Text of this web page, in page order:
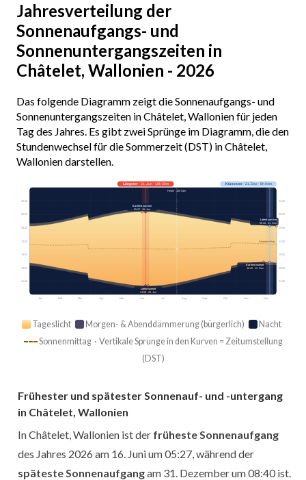
Jahresverteilung der
Sonnenaufgangs- und
Sonnenuntergangszeiten in
Châtelet, Wallonien - 2026
Das folgende Diagramm zeigt die Sonnenaufgangs- und
Sonnenuntergangszeiten in Châtelet, Wallonien für jeden
Tag des Jahres. Es gibt zwei Sprünge im Diagramm, die den
Stundenwechsel für die Sommerzeit (DST) in Châtelet,
Wallonien darstellen.
Jan Feb Mär Apr Mai Jun Jul Aug Sep Okt Nov Dez
Sonnenmittag
03:00 03:00
06:00 06:00
09:00 09:00
12:00 12:00
15:00 15:00
18:00 18:00
21:00 21:00
Längster· 21. Jun · 16h 30m Kürzester· 21. Dez · 8h 04m
Heute · 15h 04m
Earliest sunrise
05:27 · 16. Jun
Latest sunrise
08:40 · 31. Dez
Earliest sunset
16:40 · 12. Dez
Latest sunset
21:59 · 25. Jun
Tageslicht Morgen- & Abenddämmerung (bürgerlich)
Nacht
Sonnenmittag · Vertikale Sprünge in den Kurven = Zeitumstellung
(DST)
Frühester und spätester Sonnenauf- und -untergang
in Châtelet, Wallonien
In Châtelet, Wallonien ist der früheste Sonnenaufgang
des Jahres 2026 am 16. Juni um 05:27, während der
späteste Sonnenaufgangam 31. Dezember um 08:40 ist.